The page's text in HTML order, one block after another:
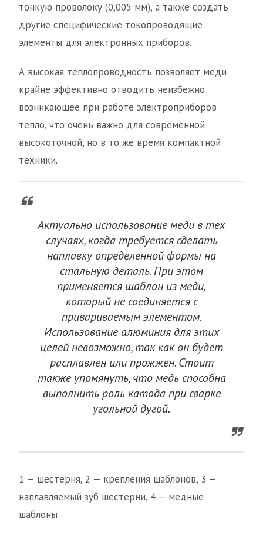
тонкую проволоку (0,005 мм), а также создать
другие специфические токопроводящие
элементы для электронных приборов.
А высокая теплопроводность позволяет меди
крайне эффективно отводить неизбежно
возникающее при работе электроприборов
тепло, что очень важно для современной
высокоточной, но в то же время компактной
техники.
Актуально использование меди в тех
случаях, когда требуется сделать
наплавку определенной формы на
стальную деталь. При этом
применяется шаблон из меди,
который не соединяется с
привариваемым элементом.
Использование алюминия для этих
целей невозможно, так как он будет
расплавлен или прожжен. Стоит
также упомянуть, что медь способна
выполнить роль катода при сварке
угольной дугой.
1 — шестерня, 2 — крепления шаблонов, 3 —
наплавляемый зуб шестерни, 4 — медные
шаблоны